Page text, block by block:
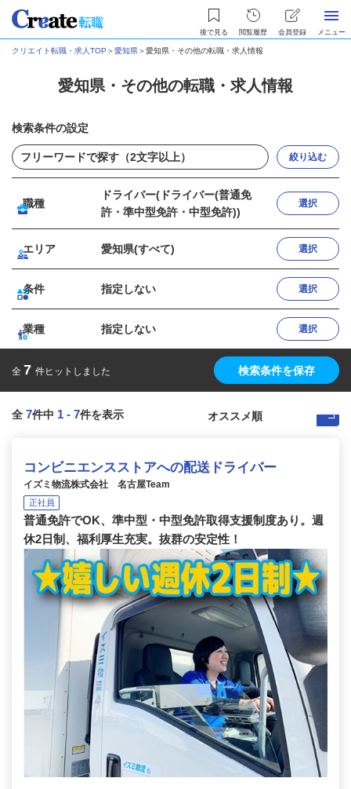
後で見る 閲覧履歴 会員登録 メニュー
クリエイト転職・求人TOP ＞愛知県＞愛知県・その他の転職・求人情報
愛知県・その他の転職・求人情報
検索条件の設定
絞り込む
職種
ドライバー(ドライバー(普通免
許・準中型免許・中型免許))
選択
エリア 愛知県(すべて) 選択
条件 指定しない 選択
業種 指定しない 選択
全 7 件ヒットしました 検索条件を保存
全 7件中 1 - 7件を表示
コンビニエンスストアへの配送ドライバー
イズミ物流株式会社 名古屋Team
正社員
普通免許でOK、準中型・中型免許取得支援制度あり。週
休2日制、福利厚生充実。抜群の安定性！